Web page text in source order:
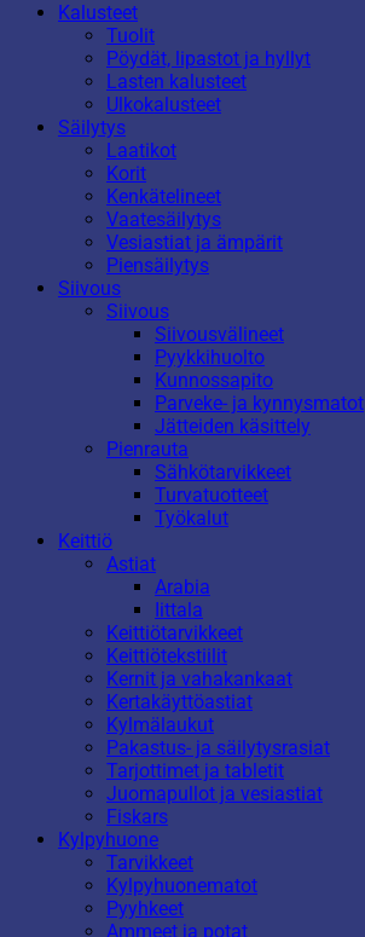
Kalusteet
Tuolit
Pöydät, lipastot ja hyllyt
Lasten kalusteet
Ulkokalusteet
Säilytys
Laatikot
Korit
Kenkätelineet
Vaatesäilytys
Vesiastiat ja ämpärit
Piensäilytys
Siivous
Siivous
Siivousvälineet
Pyykkihuolto
Kunnossapito
Parveke- ja kynnysmatot
Jätteiden käsittely
Pienrauta
Sähkötarvikkeet
Turvatuotteet
Työkalut
Keittiö
Astiat
Arabia
Iittala
Keittiötarvikkeet
Keittiötekstiilit
Kernit ja vahakankaat
Kertakäyttöastiat
Kylmälaukut
Pakastus- ja säilytysrasiat
Tarjottimet ja tabletit
Juomapullot ja vesiastiat
Fiskars
Kylpyhuone
Tarvikkeet
Kylpyhuonematot
Pyyhkeet
Ammeet ja potat